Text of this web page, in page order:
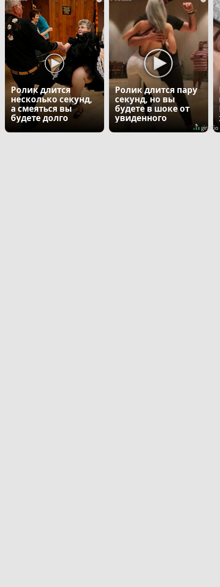
Ролик длится
несколько секунд,
а смеяться вы
будете долго
Ролик длится пару
секунд, но вы
будете в шоке от
увиденного